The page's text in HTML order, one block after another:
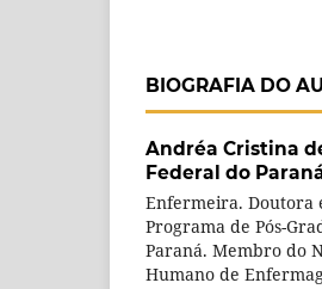
BIOGRAFIA DO
Andréa Cristina
Federal do
Enfermeira. Doutora
Programa de Pós-
Paraná. Membro do
Humano de